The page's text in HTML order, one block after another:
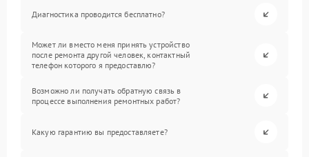
Диагностика проводится бесплатно?
Может ли вместо меня принять устройство
после ремонта другой человек, контактный
телефон которого я предоставлю?
Возможно ли получать обратную связь в
процессе выполнения ремонтных работ?
Какую гарантию вы предоставляете?